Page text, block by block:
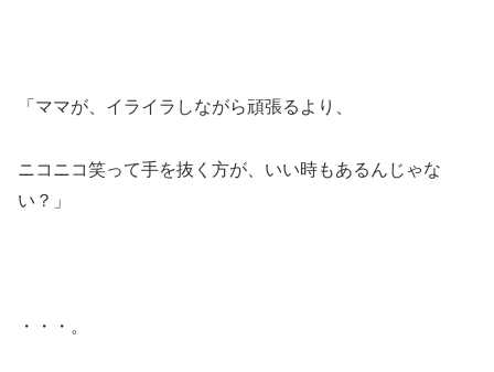
「ママが、イライラしながら頑張るより、
ニコニコ笑って手を抜く方が、いい時もあるんじゃな
い？」
・・・。